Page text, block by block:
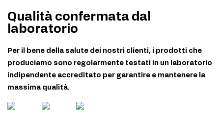
Qualità confermata dal
laboratorio
Per il bene della salute dei nostri clienti, i prodotti che
produciamo sono regolarmente testati in un laboratorio
indipendente accreditato per garantire e mantenere la
massima qualità.